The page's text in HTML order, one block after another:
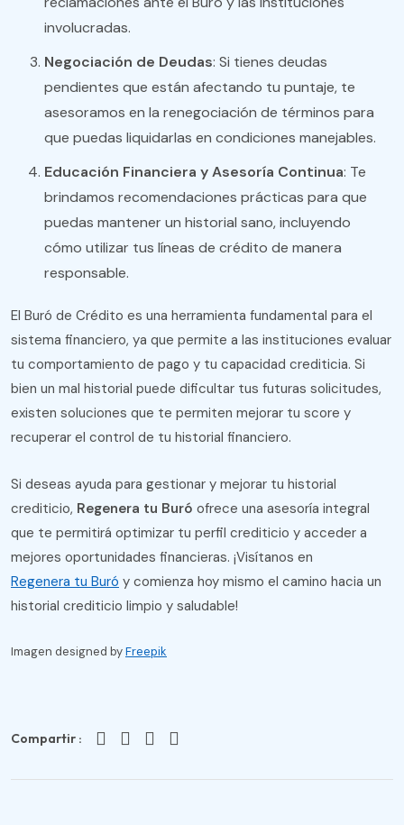
involucradas.
Negociación de Deudas: Si tienes deudas
pendientes que están afectando tu puntaje, te
asesoramos en la renegociación de términos para
que puedas liquidarlas en condiciones manejables.
Educación Financiera y Asesoría Continua: Te
brindamos recomendaciones prácticas para que
puedas mantener un historial sano, incluyendo
cómo utilizar tus líneas de crédito de manera
responsable​.
El Buró de Crédito es una herramienta fundamental para el
sistema financiero, ya que permite a las instituciones evaluar
tu comportamiento de pago y tu capacidad crediticia. Si
bien un mal historial puede dificultar tus futuras solicitudes,
existen soluciones que te permiten mejorar tu score y
recuperar el control de tu historial financiero.
Si deseas ayuda para gestionar y mejorar tu historial
crediticio, Regenera tu Buró ofrece una asesoría integral
que te permitirá optimizar tu perfil crediticio y acceder a
mejores oportunidades financieras. ¡Visítanos en
Regenera tu Buró y comienza hoy mismo el camino hacia un
historial crediticio limpio y saludable!
Imagen designed byFreepik
Compartir :